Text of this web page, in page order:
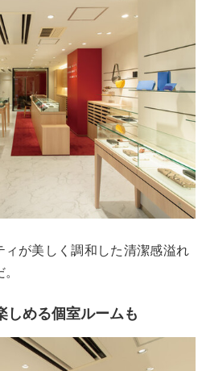
が美しく調和した清潔感溢れ
しめる個室ルームも